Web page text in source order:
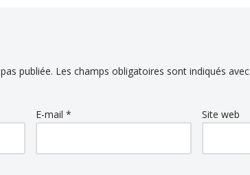
publiée. Les champs obligatoires sont indiqués avec
E-mail* Site web